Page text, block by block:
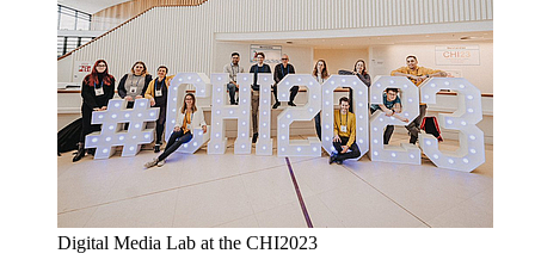
Digital Media Lab at the CHI2023